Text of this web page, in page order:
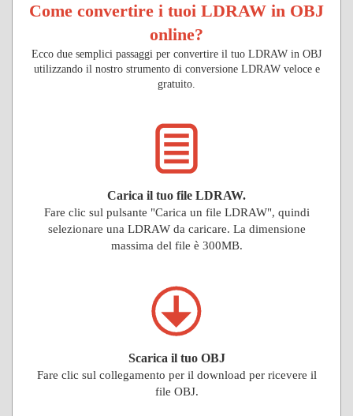
Come convertire i tuoi LDRAW in OBJ
online?
Ecco due semplici passaggi per convertire il tuo LDRAW in OBJ
utilizzando il nostro strumento di conversione LDRAW veloce e
gratuito.
Carica il tuo file LDRAW.
Fare clic sul pulsante "Carica un file LDRAW", quindi
selezionare una LDRAW da caricare. La dimensione
massima del file è 300MB.
Scarica il tuo OBJ
Fare clic sul collegamento per il download per ricevere il
file OBJ.